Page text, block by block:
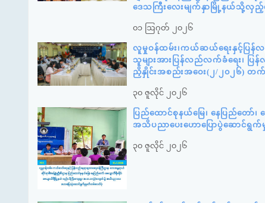
ဒေသကြီးလေးမျက်နှာမြို့နယ်သို့လှည့်
၀၁ ဩဂုတ် ၂၀၂၆
လူမှုဝန်ထမ်း၊ကယ်ဆယ်ရေးနှင့်ပြန်လ
သူများအားပြန်လည်လက်ခံရေး၊ ပ
ညှိနှိုင်းအစည်းအဝေး(၂/၂၀၂၆) တ
၃၀ ဇူလိုင် ၂၀၂၆
ပြည်ထောင်စုနယ်မြေ၊ နေပြည်တော်
အသိပညာပေးဟောပြောပွဲဆောင်ရွ
၃၀ ဇူလိုင် ၂၀၂၆